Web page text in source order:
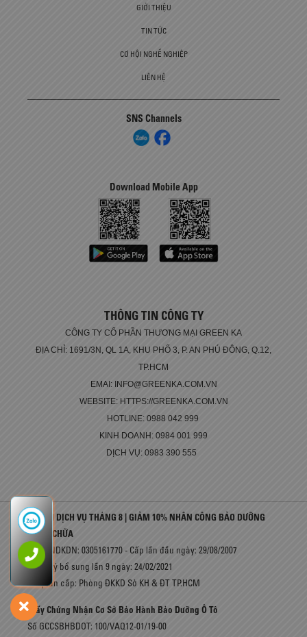
GIỚI THIỆU
TIN TỨC
CƠ HỘI NGHỀ NGHIỆP
LIÊN HỆ
SNS Channels
Download Mobile App
THÔNG TIN CÔNG TY
CÔNG TY CỔ PHẦN THƯƠNG MẠI GREEN KA
ĐỊA CHỈ: 1691/3N, QL 1A, KHU PHỐ 3, P. AN PHÚ ĐÔNG, Q.12,
TP.HCM
EMAI: INFO@GREENKA.COM.VN
WEBSITE: HTTPS://GREENKA.COM.VN
HOTLINE: 0988 042 999
KINH DOANH: 0984 001 999
DỊCH VỤ: 0983 390 555
ƯU ĐÃI DỊCH VỤ THÁNG 8 | GIẢM 10% NHÂN CÔNG BẢO DƯỠNG
– SỬA CHỮA
Số GCNDKDN: 0305161770 - Cấp lần đầu ngày: 29/08/2007
Đăng ký bổ sung lần 9 ngày: 24/02/2021
Cơ quan cấp: Phòng ĐKKD Sở KH & ĐT TP.HCM
Giấy Chứng Nhận Cơ Sở Bảo Hành Bảo Dưỡng Ô Tô
Số GCCSBHBDOT: 100/VAQ12-01/19-00